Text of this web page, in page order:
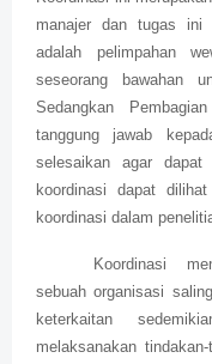
manajer dan tugas ini
adalah pelimpahan
seseorang bawahan
Sedangkan
tanggung jawab
selesaikan agar dapat
koordinasi dapat
koordinasi dalam
Koordinasi
sebuah organisasi
keterkaitan
melaksanakan